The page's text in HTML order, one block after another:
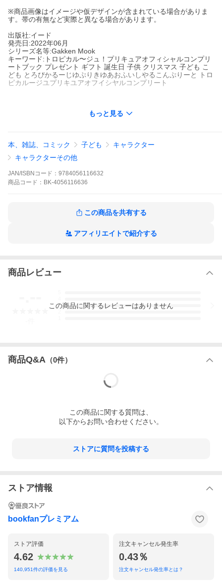
※商品画像はイメージや仮デザインが含まれている場合がありま
す。帯の有無など実際と異なる場合があります。
出版社:イード
発売日:2022年06月
シリーズ名等:Gakken Mook
キーワード:トロピカル〜ジュ！プリキュアオフィシャルコンプリ
ートブック プレゼント ギフト 誕生日 子供 クリスマス 子ども こ
ども とろぴかるーじゆぷりきゆあおふいしやるこんぷりーと トロ
ピカルージユプリキユアオフイシヤルコンプリート
『トロピカル〜ジュ！プリキュア』の１年間の放送をまとめた決
定版！ 各種設定画や番組告知ビジュアルなどの各種イラストを満
載でお届け。スタッフ＆キャストのインタビューもボリューム満
です。
もっと見る
本、雑誌、コミック 子ども
キャラクター
キャラクターその他
JAN/ISBNコード： 9784056116632
商品 コード： BK-4056116636
この商品を共有する
アフィリエイトで紹介する
商品レビュー
3
この商品に関するレビューはありません
商品Q&A （0件）
この商品に関する質問は、
以下からお問い合わせください。
ストアに質問を投稿する
ストア情報
bookfanプレミアム
ストア評価
4.62
140,951件の評価を見る
注文キャンセル発生率
0.43％
注文キャンセル発生率とは？